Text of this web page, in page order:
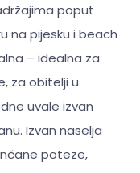
poput
na pijesku i beach
– idealna za
za obitelji u
uvale izvan
Izvan naselja
poteze,